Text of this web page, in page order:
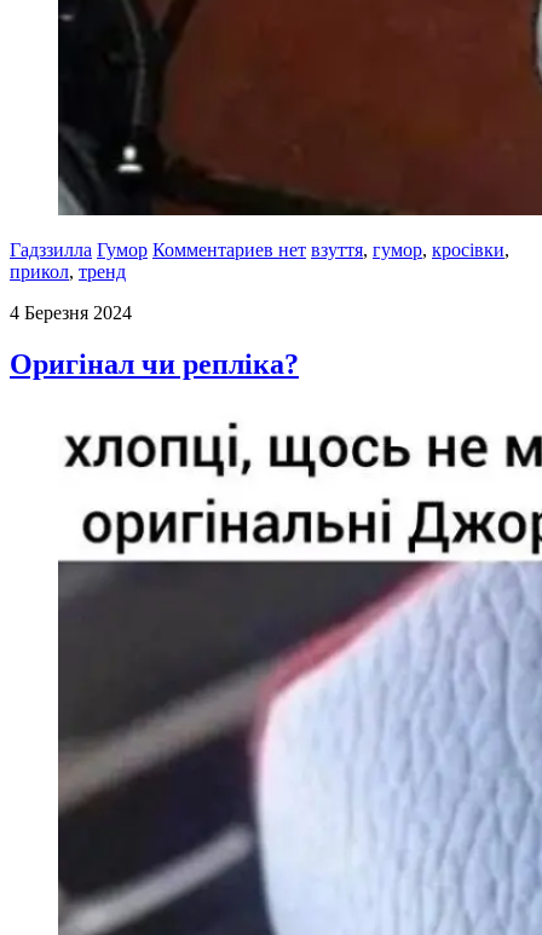
Гадззилла Гумор Комментариев нет взуття, гумор, кросівки,
прикол, тренд
4 Березня 2024
Оригінал чи репліка?